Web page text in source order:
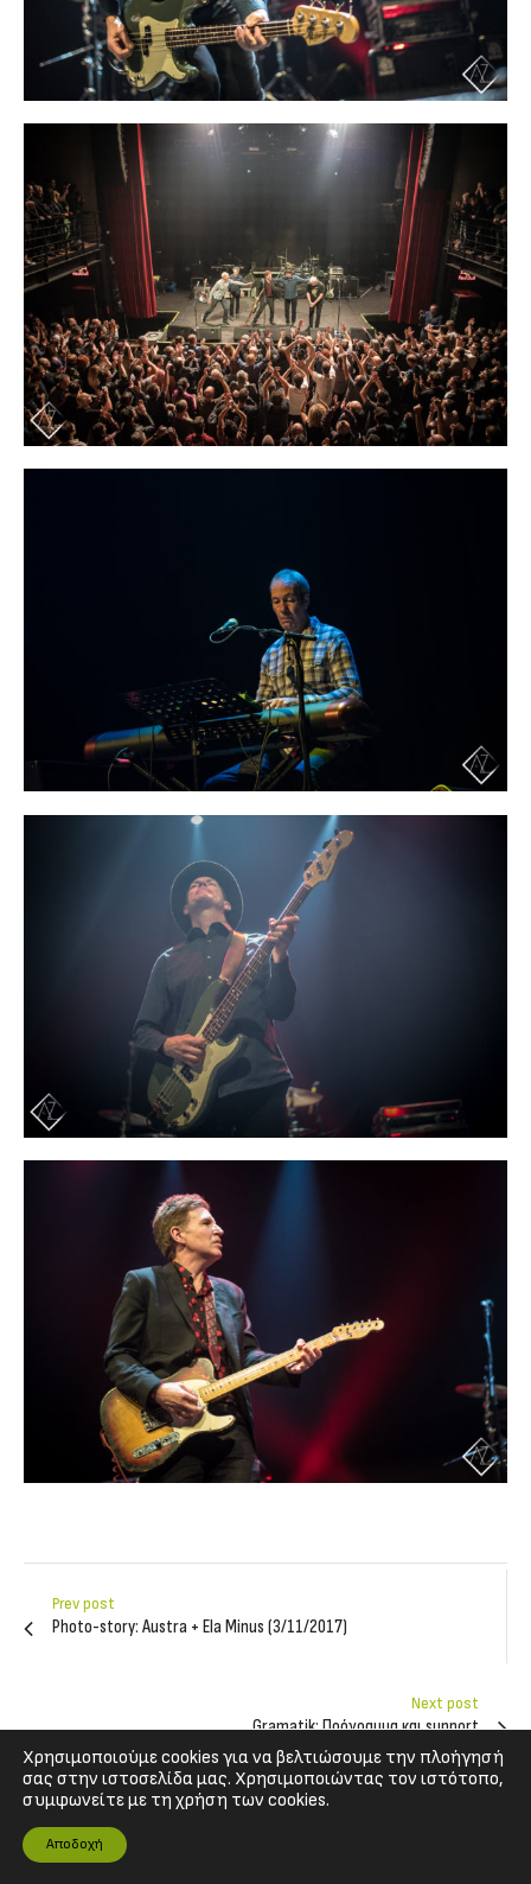
Prev post
Photo-story: Austra + Ela Minus (3/11/2017)
Next post
Gramatik: Πρόγραμμα και support
No Replies to "Photo-story: The Dream Syndicate + Dustbowl
(4/11/2017)"
Χρησιμοποιούμε cookies για να βελτιώσουμε την πλοήγησή
σας στην ιστοσελίδα μας. Χρησιμοποιώντας τον ιστότοπο,
συμφωνείτε με τη χρήση των cookies.
Αποδοχή